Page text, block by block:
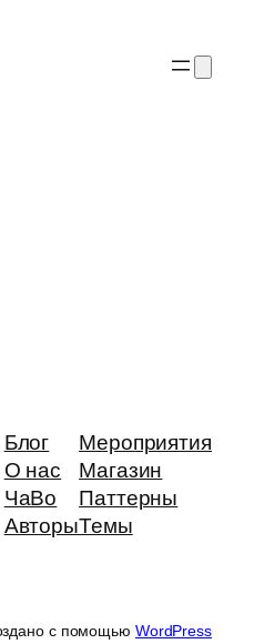
Блог
О нас
ЧаВо
Авторы
Мероприятия
Магазин
Паттерны
Темы
с помощью WordPress